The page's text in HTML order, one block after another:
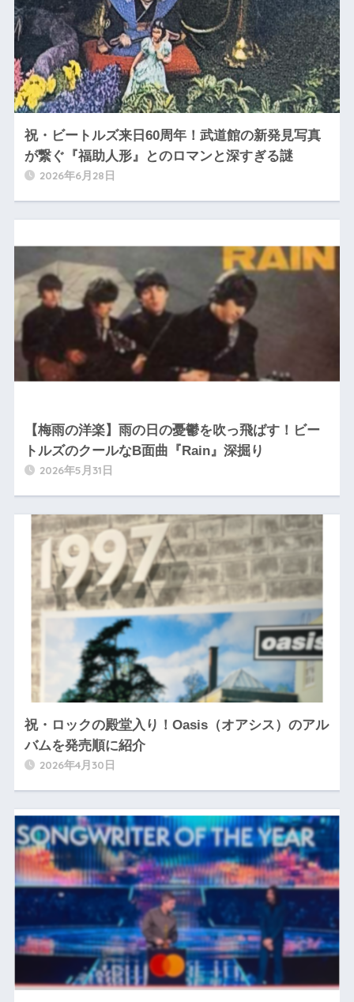
祝・ビートルズ来日60周年！武道館の新発見写真
が繋ぐ『福助人形』とのロマンと深すぎる謎
2026年6月28日
【梅雨の洋楽】雨の日の憂鬱を吹っ飛ばす！ビー
トルズのクールなB面曲『Rain』深掘り
2026年5月31日
祝・ロックの殿堂入り！Oasis（オアシス）のアル
バムを発売順に紹介
2026年4月30日